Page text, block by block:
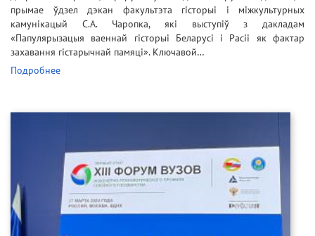
прымае ўдзел дэкан факультэта гісторыі і міжкультурных
камунікацый С.А. Чаропка, які выступіў з дакладам
«Папулярызацыя ваеннай гісторыі Беларусі і Расіі як фактар
захавання гістарычнай памяці». Ключавой…
Подробнее